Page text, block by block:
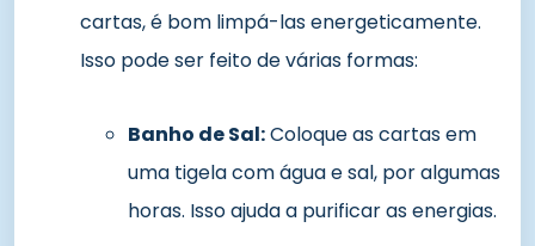
cartas, é bom limpá-las energeticamente.
Isso pode ser feito de várias formas:
Banho de Sal:Coloque as cartas em
uma tigela com água e sal, por algumas
horas. Isso ajuda a purificar as energias.